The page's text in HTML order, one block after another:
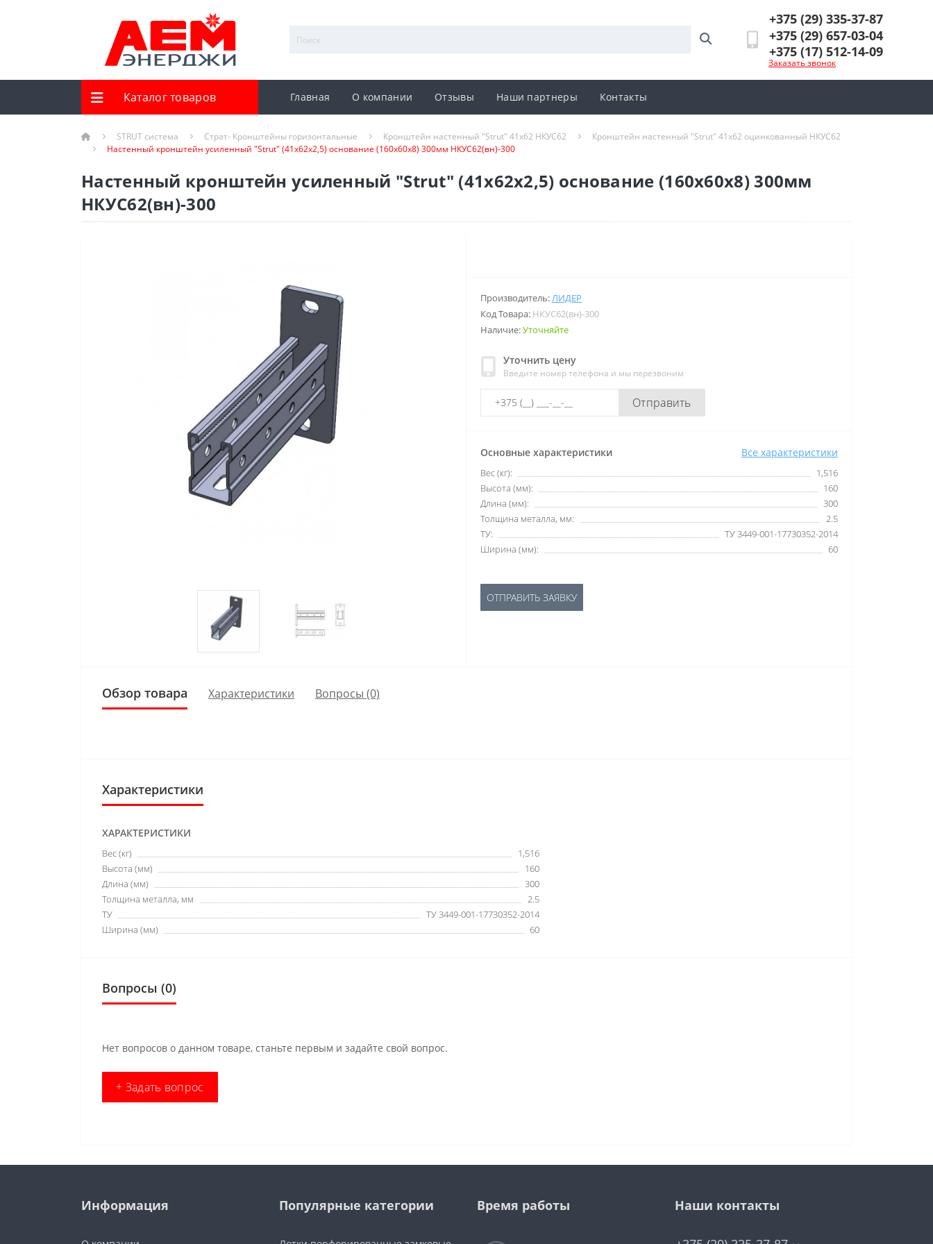
+375 (29) 335-37-87
+375 (29) 657-03-04
+375 (17) 512-14-09
Заказать звонок
Каталог товаров Главная О компании Отзывы Наши партнеры Контакты
STRUT система Страт- Кронштейны горизонтальные Кронштейн настенный "Strut" 41х62 НКУС62
Кронштейн настенный "Strut" 41х62 оцинкованный НКУС62
Настенный кронштейн усиленный "Strut" (41х62х2,5) основание (160х60х8) 300мм НКУС62(вн)-300
Настенный кронштейн усиленный "Strut" (41х62х2,5) основание (160х60х8) 300мм
НКУС62(вн)-300
Производитель:ЛИДЕР
Код Товара: НКУС62(вн)-300
Наличие:Уточняйте
Уточнить цену
Введите номер телефона и мы перезвоним
Отправить
Основные характеристики Все характеристики
Вес (кг):
1,516
Высота (мм):
160
Длина (мм):
300
Толщина металла, мм:
2.5
ТУ:
ТУ 3449-001-17730352-2014
Ширина (мм):
60
ОТПРАВИТЬ ЗАЯВКУ
Обзор товара Характеристики Вопросы (0)
Характеристики
ХАРАКТЕРИСТИКИ
Вес (кг)
1,516
Высота (мм)
160
Длина (мм)
300
Толщина металла, мм
2.5
ТУ
ТУ 3449-001-17730352-2014
Ширина (мм)
60
Вопросы (0)
Нет вопросов о данном товаре, станьте первым и задайте свой вопрос.
+ Задать вопрос
Информация Популярные категории Время работы Наши контакты